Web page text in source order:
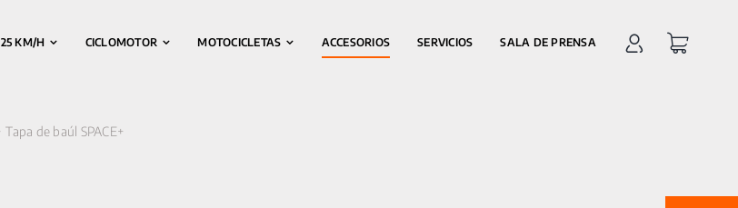
25 KM/H CICLOMOTOR MOTOCICLETAS ACCESORIOS SERVICIOS SALA DE PRENSA
Tapa de baúl SPACE+